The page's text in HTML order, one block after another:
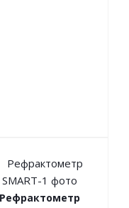
Рефрактометр